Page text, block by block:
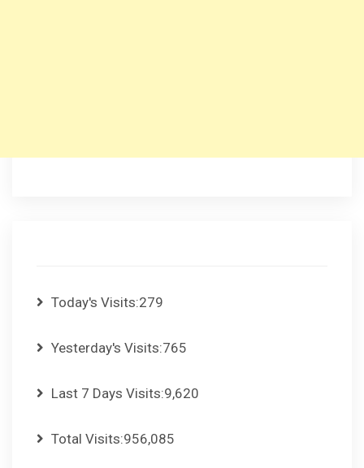
Today's Visits:279
Yesterday's Visits:765
Last 7 Days Visits:9,620
Total Visits:956,085